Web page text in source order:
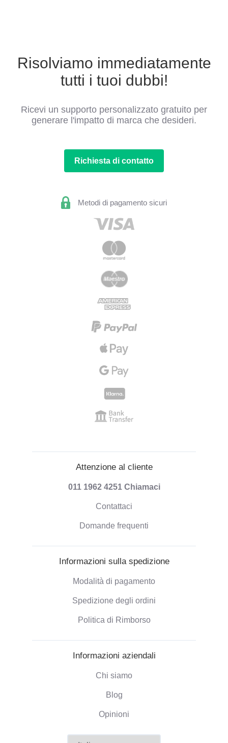
Risolviamo immediatamente
tutti i tuoi dubbi!
Ricevi un supporto personalizzato gratuito per
generare l'impatto di marca che desideri.
Richiesta di contatto
Metodi di pagamento sicuri
Attenzione al cliente
011 1962 4251 Chiamaci
Contattaci
Domande frequenti
Informazioni sulla spedizione
Modalità di pagamento
Spedizione degli ordini
Politica di Rimborso
Informazioni aziendali
Chi siamo
Blog
Opinioni